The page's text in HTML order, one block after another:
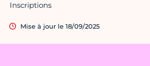
Inscriptions
Mise à jour le 18/09/2025